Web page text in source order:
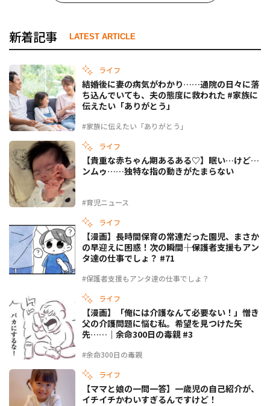
新着記事 LATEST ARTICLE
ライフ
#家族に伝えたい「ありがとう」
結婚後に妻の病気がわかり……通院の日々に落
ち込んでいても、夫の態度に救われた #家族に
伝えたい「ありがとう」
ライフ
#育児ニュース
【貴重な赤ちゃん期あるある♡】眠い…けど…
ンムゥ……独特な指の動きがたまらない
ライフ
#保護者支援もアンタ達の仕事でしょ？
【漫画】長時間保育の常連だった園児、まさか
の早迎えに困惑！次の瞬間――｜保護者支援もアン
タ達の仕事でしょ？ #71
ライフ
#余命300日の毒親
【漫画】「俺には介護なんて必要ない！」憎き
父の介護問題に悩む私。希望を見つけた矢
先……｜余命300日の毒親 #3
ライフ
【ママと娘の一問一答】一歳児の自己紹介が、
イチイチかわいすぎるんですけど！